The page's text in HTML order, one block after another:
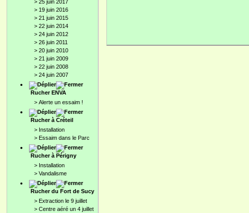
> 25 juin 2017
> 19 juin 2016
> 21 juin 2015
> 22 juin 2014
> 24 juin 2012
> 26 juin 2011
> 20 juin 2010
> 21 juin 2009
> 22 juin 2008
> 24 juin 2007
Rucher ENVA
> Alerte un essaim !
Rucher à Créteil
> Installation
> Essaim dans le Parc
Rucher à Périgny
> Installation
> Vandalisme
Rucher du Fort de Sucy
> Extraction le 9 juillet
> Centre aéré un 4 juillet